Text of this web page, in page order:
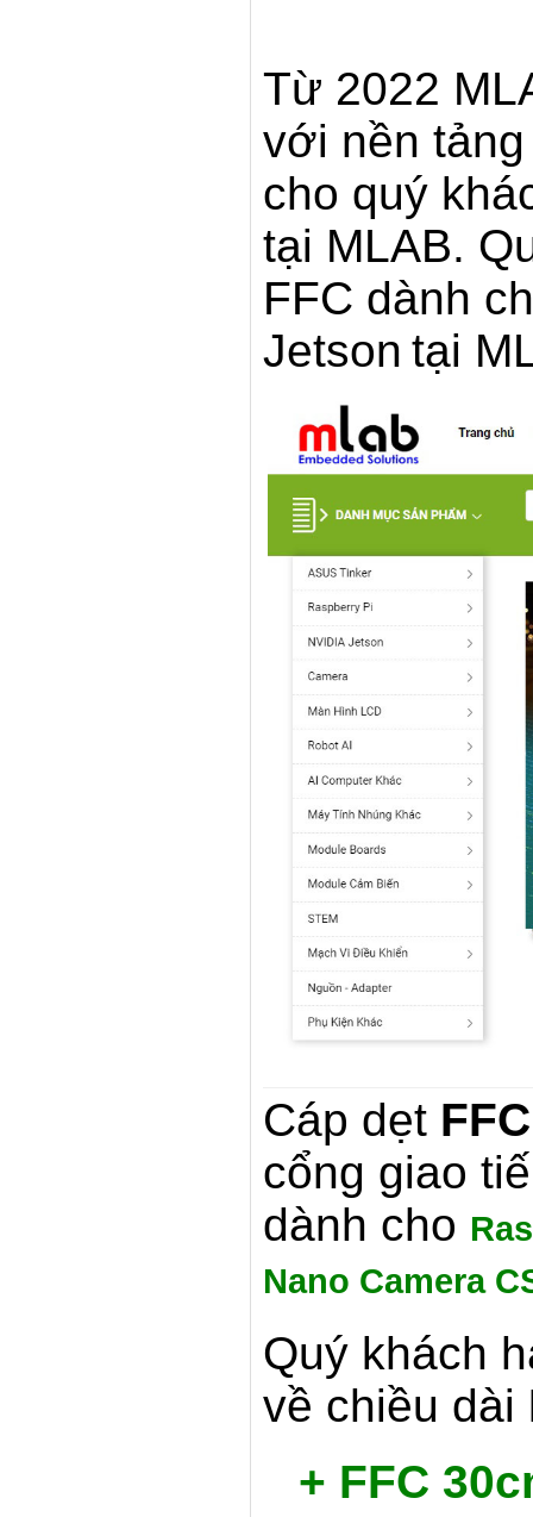
Từ 2022
với nền
cho quý
tại MLAB.
FFC dành
Jetson tại
Cáp dẹt FFC
cổng giao
dành cho
Nano Camera
Quý khách
về chiều dài
+ FFC